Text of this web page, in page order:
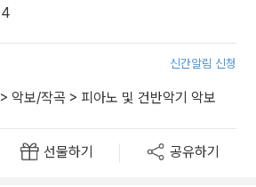
신간알림 신청
> 악보/작곡 > 피아노 및 건반악기 악보
선물하기 공유하기